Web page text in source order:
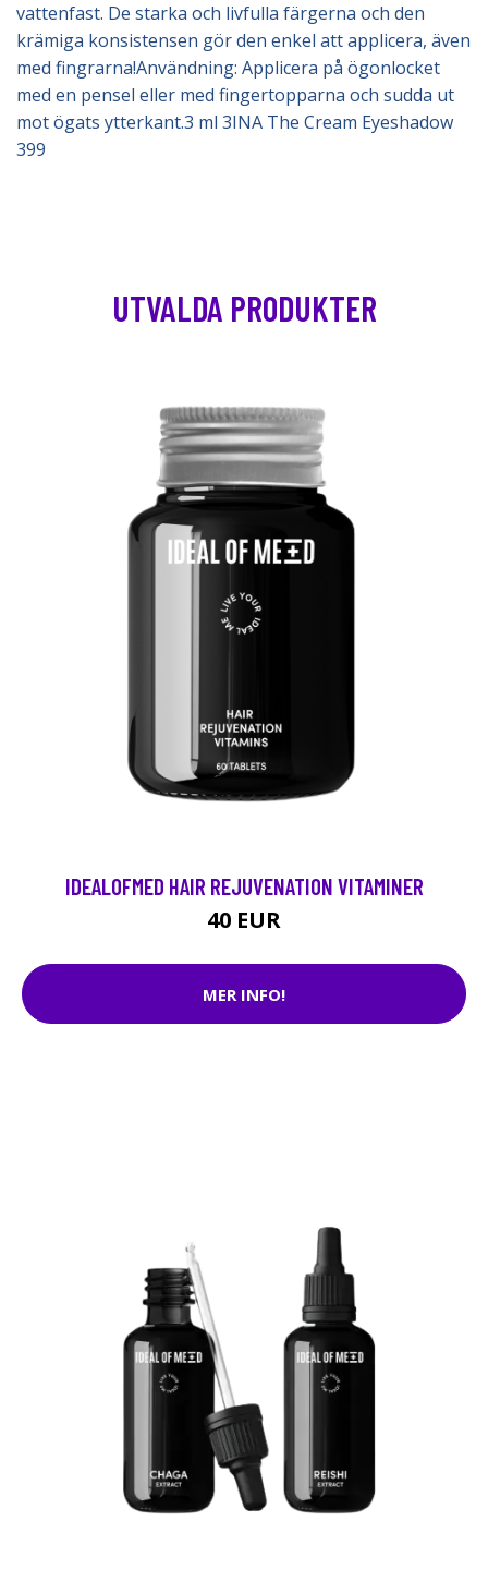
vattenfast. De starka och livfulla färgerna och den
krämiga konsistensen gör den enkel att applicera, även
med fingrarna!Användning: Applicera på ögonlocket
med en pensel eller med fingertopparna och sudda ut
mot ögats ytterkant.3 ml 3INA The Cream Eyeshadow
399
UTVALDA PRODUKTER
IDEALOFMED HAIR REJUVENATION VITAMINER
40 EUR
MER INFO!